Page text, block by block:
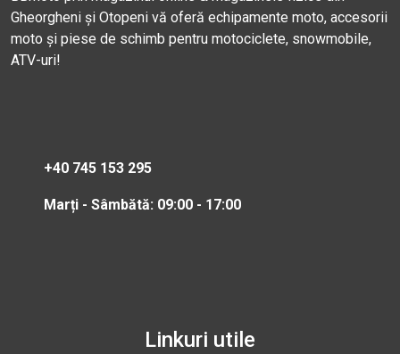
Gheorgheni și Otopeni vă oferă echipamente moto, accesorii
moto și piese de schimb pentru motociclete, snowmobile,
ATV-uri!
+40 745 153 295
Marți - Sâmbătă: 09:00 - 17:00
Linkuri utile